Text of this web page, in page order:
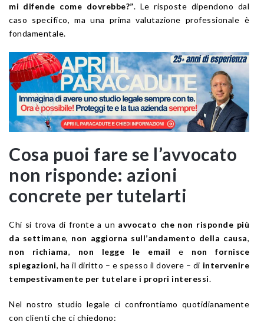
mi difende come dovrebbe?”. Le risposte dipendono dal
caso specifico, ma una prima valutazione professionale è
fondamentale.
Cosa puoi fare se l’avvocato
non risponde: azioni
concrete per tutelarti
Chi si trova di fronte a un avvocato che non risponde più
da settimane, non aggiorna sull’andamento della causa,
non richiama, non legge le email e non fornisce
spiegazioni, ha il diritto – e spesso il dovere – di intervenire
tempestivamente per tutelare i propri interessi.
Nel nostro studio legale ci confrontiamo quotidianamente
con clienti che ci chiedono: